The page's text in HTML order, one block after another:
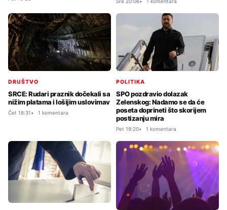
DRUŠTVO
SRCE: Rudari praznik dočekali sa
nižim platama i lošijim uslovimav
Čet 18:31 1 komentara
POLITIKA
SPO pozdravio dolazak
Zelenskog: Nadamo se da će
poseta doprineti što skorijem
postizanju mira
Pet 19:20 1 komentara